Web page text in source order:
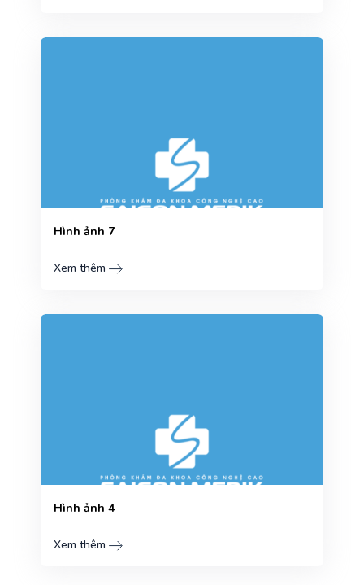
Hình ảnh 7
Xem thêm
Hình ảnh 4
Xem thêm